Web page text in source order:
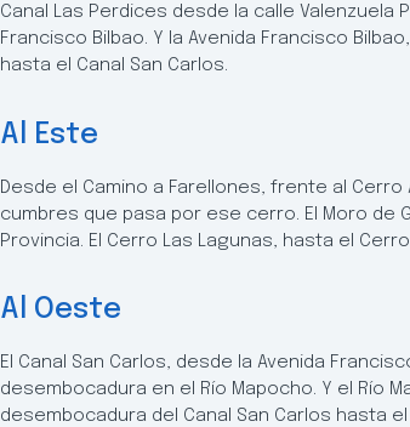
Canal Las Perdices desde la calle Valenzuela
Francisco Bilbao. Y la Avenida Francisco
hasta el Canal San Carlos.
Al Este
Desde el Camino a Farellones, frente al Cerro
cumbres que pasa por ese cerro. El Moro de
Provincia. El Cerro Las Lagunas, hasta el
Al Oeste
El Canal San Carlos, desde la Avenida
desembocadura en el Río Mapocho. Y el Río
desembocadura del Canal San Carlos hasta